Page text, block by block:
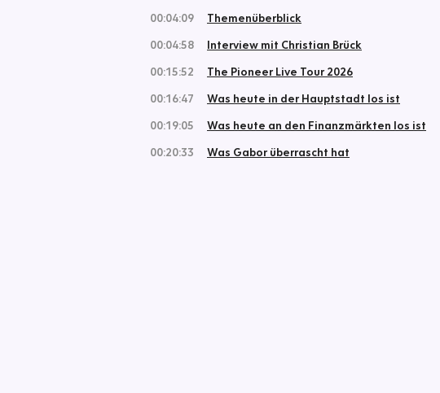
00:04:09
Themenüberblick
00:04:58
Interview mit Christian Brück
00:15:52
The Pioneer Live Tour 2026
00:16:47
Was heute in der Hauptstadt los ist
00:19:05
Was heute an den Finanzmärkten los ist
00:20:33
Was Gabor überrascht hat